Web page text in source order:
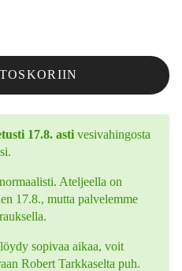
17.8. asti vesivahingosta
Ateljeella on
17.8., mutta palvelemme
sopivaa aikaa, voit
Robert Tarkkaselta puh.